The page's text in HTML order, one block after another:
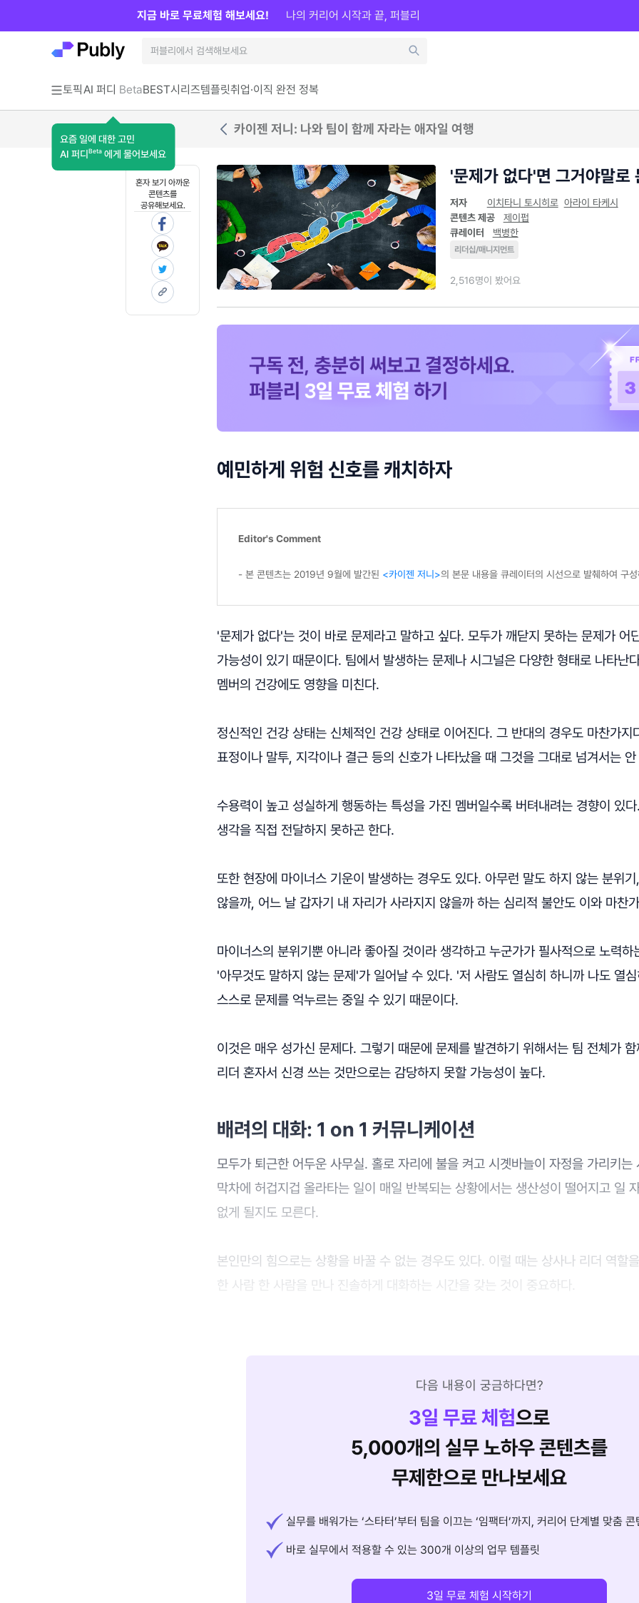
토픽AI 퍼디 Beta
요즘 일에 대한 고민
AI 퍼디 Beta 에게 물어보세요
BEST시리즈템플릿취업·이직 완전 정복
지금 바로 무료체험 해보세요! 나의 커리어 시작과 끝, 퍼블리
카이젠 저니: 나와 팀이 함께 자라는 애자일 여행
혼자 보기 아까운
콘텐츠를
공유해보세요.
'문제가 없다'면 그거야말로
저자 이치타니 토시히로 아라이 타케시
콘텐츠 제공
제이펍
큐레이터
백병한
리더십/매니지먼트
2,516명이 봤어요
예민하게 위험 신호를 캐치하자
Editor's Comment
- 본 콘텐츠는 2019년 9월에 발간된 <카이젠 저니>의 본문 내용을 큐레이터의 시선으로 발췌하여 구
'문제가 없다'는 것이 바로 문제라고 말하고 싶다. 모두가 깨닫지 못하는 문제가 어
가능성이 있기 때문이다. 팀에서 발생하는 문제나 시그널은 다양한 형태로 나타난
멤버의 건강에도 영향을 미친다.
정신적인 건강 상태는 신체적인 건강 상태로 이어진다. 그 반대의 경우도 마찬가지
표정이나 말투, 지각이나 결근 등의 신호가 나타났을 때 그것을 그대로 넘겨서는
수용력이 높고 성실하게 행동하는 특성을 가진 멤버일수록 버텨내려는 경향이 있
생각을 직접 전달하지 못하곤 한다.
또한 현장에 마이너스 기운이 발생하는 경우도 있다. 아무런 말도 하지 않는 분위
않을까, 어느 날 갑자기 내 자리가 사라지지 않을까 하는 심리적 불안도 이와 마찬
마이너스의 분위기뿐 아니라 좋아질 것이라 생각하고 누군가가 필사적으로 노력하
'아무것도 말하지 않는 문제'가 일어날 수 있다. '저 사람도 열심히 하니까 나도 열
스스로 문제를 억누르는 중일 수 있기 때문이다.
이것은 매우 성가신 문제다. 그렇기 때문에 문제를 발견하기 위해서는 팀 전체가
리더 혼자서 신경 쓰는 것만으로는 감당하지 못할 가능성이 높다.
배려의 대화: 1 on 1 커뮤니케이션
모두가 퇴근한 어두운 사무실. 홀로 자리에 불을 켜고 시곗바늘이 자정을 가리키는
막차에 허겁지겁 올라타는 일이 매일 반복되는 상황에서는 생산성이 떨어지고 일
없게 될지도 모른다.
본인만의 힘으로는 상황을 바꿀 수 없는 경우도 있다. 이럴 때는 상사나 리더 역할
한 사람 한 사람을 만나 진솔하게 대화하는 시간을 갖는 것이 중요하다.
다음 내용이 궁금하다면?
3일 무료 체험으로
5,000개의 실무 노하우 콘텐츠를
무제한으로 만나보세요
실무를 배워가는 ‘스타터’부터 팀을 이끄는 ‘임팩터’까지, 커리어 단계별 맞춤
바로 실무에서 적용할 수 있는 300개 이상의 업무 템플릿
3일 무료 체험 시작하기